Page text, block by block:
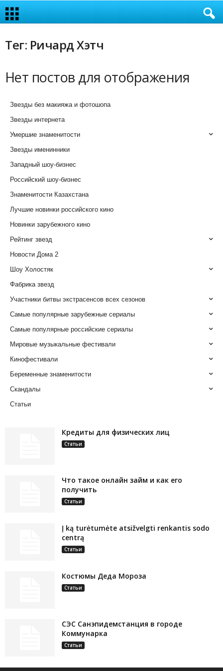
Тег: Ричард Хэтч
Нет постов для отображения
Звезды без макияжа и фотошопа
Звезды интернета
Умершие знаменитости
Звезды именинники
Западный шоу-бизнес
Российский шоу-бизнес
Знаменитости Казахстана
Лучшие новинки российского кино
Новинки зарубежного кино
Рейтинг звезд
Новости Дома 2
Шоу Холостяк
Фабрика звезд
Участники битвы экстрасенсов всех сезонов
Самые популярные зарубежные сериалы
Самые популярные российские сериалы
Мировые музыкальные фестивали
Кинофестивали
Беременные знаменитости
Скандалы
Статьи
Кредиты для физических лиц
Статьи
Что такое онлайн займ и как его
получить
Статьи
Į ką turėtumėte atsižvelgti renkantis sodo
centrą
Статьи
Костюмы Деда Мороза
Статьи
СЭС Санэпидемстанция в городе
Коммунарка
Статьи